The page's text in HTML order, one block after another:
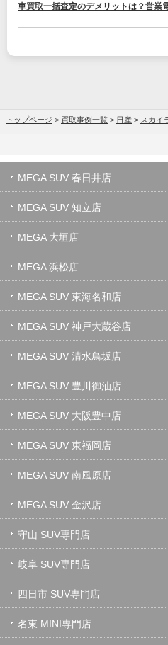
車買取一括査定のデメリットは？営業
トップページ > 買取事例一覧 > 日産 > スカイ
MEGA SUV 春日井店
MEGA SUV 知立店
MEGA 大垣店
MEGA 浜松店
MEGA SUV 東海名和店
MEGA SUV 神戸大蔵谷店
MEGA SUV 清水鳥坂店
MEGA SUV 豊川御油店
MEGA SUV 大阪豊中店
MEGA SUV 東福岡店
MEGA SUV 南風原店
MEGA SUV 金沢店
守山 SUV専門店
岐阜 SUV専門店
四日市 SUV専門店
名東 MINI専門店